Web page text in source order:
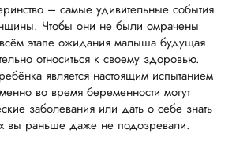
– самые удивительные события
Чтобы они не были омрачены
этапе ожидания малыша будущая
относиться к своему здоровью.
является настоящим испытанием
во время беременности могут
заболевания или дать о себе знать
вы раньше даже не подозревали.